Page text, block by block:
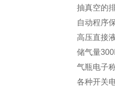
抽真空的
自动程序
高压直接
储气量
气瓶电子
各种开关